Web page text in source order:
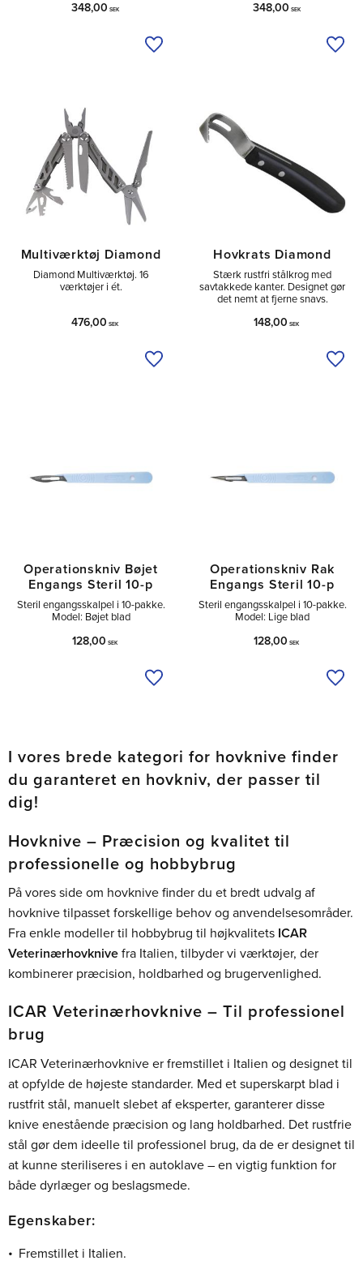
348,00 SEK
Tilføj til ønskeliste
348,00 SEK
Multiværktøj Diamond
Diamond Multiværktøj. 16
værktøjer i ét.
476,00 SEK
Tilføj til ønskeliste
Hovkrats Diamond
Stærk rustfri stålkrog med
savtakkede kanter. Designet gør
det nemt at fjerne snavs.
148,00 SEK
Operationskniv Bøjet
Engangs Steril 10-p
Steril engangsskalpel i 10-pakke.
Model: Bøjet blad
128,00 SEK
Tilføj til ønskeliste
Operationskniv Rak
Engangs Steril 10-p
Steril engangsskalpel i 10-pakke.
Model: Lige blad
128,00 SEK
I vores brede kategori for hovknive finder
du garanteret en hovkniv, der passer til
dig!
Hovknive – Præcision og kvalitet til
professionelle og hobbybrug
På vores side om hovknive finder du et bredt udvalg af
hovknive tilpasset forskellige behov og anvendelsesområder.
Fra enkle modeller til hobbybrug til højkvalitets ICAR
Veterinærhovknive fra Italien, tilbyder vi værktøjer, der
kombinerer præcision, holdbarhed og brugervenlighed.
ICAR Veterinærhovknive – Til professionel
brug
ICAR Veterinærhovknive er fremstillet i Italien og designet til
at opfylde de højeste standarder. Med et superskarpt blad i
rustfrit stål, manuelt slebet af eksperter, garanterer disse
knive enestående præcision og lang holdbarhed. Det rustfrie
stål gør dem ideelle til professionel brug, da de er designet til
at kunne steriliseres i en autoklave – en vigtig funktion for
både dyrlæger og beslagsmede.
Egenskaber:
Fremstillet i Italien.